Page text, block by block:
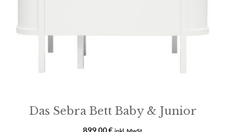
Das Sebra Bett Baby & Junior
899,00€